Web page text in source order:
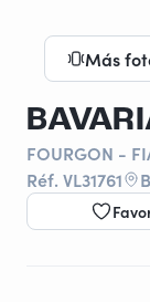
Más
FOURGON -
Réf. VL31761